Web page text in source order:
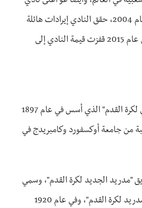
في العالم حاليا حسب ميزانيته السنوية، وتقدر قيمة النادي حاليا بحوالي 1.4 مليار يورو، وفي عام 2004، حقق النادي إيرادات هائلة
بلغت حوالي 438.6 مليون يورو، وفي عام 2014/2015 بلغت قيمة إيراداته 577 مليون يورو، وفي عام 2015 قفزت قيمة النادي إلى
بداية معرفة مدينة مدريد العاصمة الأسبانية بكرة القدم كانت عن طريق فريق يدعي "فريق سكاي لكرة القدم" الذي أسس في عام 1897
من جامعة أوكسفورد وكامبريدج في
سمي الأول بفريق "مدريد الجديد لكرة القدم"، وسمي
الفريق الآخر بفريق "مدريد الأسباني"، وبعد بضع سنوات انقسم الفريق مرة أخري ليتأسس "فريق مدريد لكرة القدم"، وفي عام 1920